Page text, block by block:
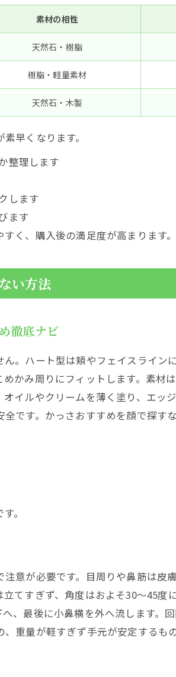
底比較表で迷いゼロ
いかっさおすすめ最終確認リスト
比較表案で即決できる
素材の相性
天然石・樹脂
樹脂・軽量素材
天然石・木製
早くなります。
整理します
します
ます
く、購入後の満足度が高まります。
い方法
徹底ナビ
。ハート型は頬やフェイスライン
かみ周りにフィットします。素材
イルやクリームを薄く塗り、エッ
です。かっさおすすめを顔で探す
。
意が必要です。目周りや鼻筋は皮
てすぎず、角度はおよそ30〜45度
、最後に小鼻横を外へ流します。
重量が軽すぎず手元が安定するも